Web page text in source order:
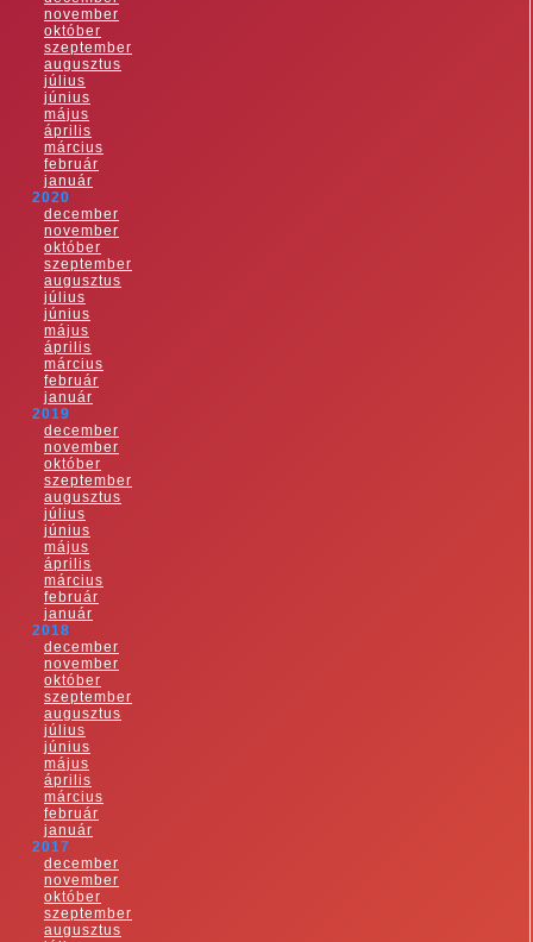
november
október
szeptember
augusztus
július
június
május
április
március
február
január
2020
december
november
október
szeptember
augusztus
július
június
május
április
március
február
január
2019
december
november
október
szeptember
augusztus
július
június
május
április
március
február
január
2018
december
november
október
szeptember
augusztus
július
június
május
április
március
február
január
2017
december
november
október
szeptember
augusztus